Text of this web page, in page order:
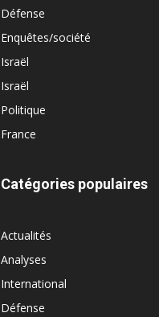
Défense
Enquêtes/société
Israël
Israël
Politique
France
Catégories populaires
Actualités
Analyses
International
Défense